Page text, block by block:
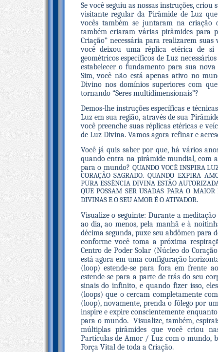
Se você seguiu as nossas instruções,
visitante regular da Pirâmide de Luz
vocês também se juntaram na criação
também criaram várias pirâmides para
Criação” necessária para realizarem suas
você deixou uma réplica etérica de si
geométricos específicos de Luz
estabelecer o fundamento para sua
Sim, você não está apenas ativo no
Divino nos domínios superiores com
tornando “Seres multidimensionais”?
Demos-lhe instruções específicas e
Luz em sua região, através de sua
você preenche suas réplicas etéricas e
de Luz Divina. Vamos agora refinar e
Você já quis saber por que, há vários
quando entra na pirâmide mundial, com
para o mundo? QUANDO VOCÊ INSPIRA
CORAÇÃO SAGRADO. QUANDO EXPIRA
PURA ESSÊNCIA DIVINA ESTÃO
QUE POSSAM SER USADAS PARA O
DIVINAS E O SEU AMOR É O ATIVADOR.
Visualize o seguinte: Durante a
ao dia, ao menos, pela manhã e à
décima segunda, puxe seu abdômen para
conforme você toma a próxima
Centro de Poder Solar (Núcleo do
está agora em uma configuração
(loop) estende-se para fora em frente
estende-se para a parte de trás do seu
sinais do infinito, e quando fizer isso,
(loops) que o cercam completamente
(loop), novamente, prenda o fôlego por
inspire e expire conscientemente
para o mundo. Visualize, também,
múltiplas pirâmides que você criou
Partículas de Amor / Luz com o mundo,
Força Vital de toda a Criação.